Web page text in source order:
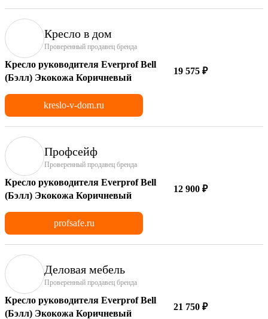
Кресло в дом
Проверенный продавец бренда
Кресло руководителя Everprof Bell
(Бэлл) Экокожа Коричневый
19 575 ₽
kreslo-v-dom.ru
Профсейф
Проверенный продавец бренда
Кресло руководителя Everprof Bell
(Бэлл) Экокожа Коричневый
12 900 ₽
profsafe.ru
Деловая мебель
Проверенный продавец бренда
Кресло руководителя Everprof Bell
(Бэлл) Экокожа Коричневый
21 750 ₽